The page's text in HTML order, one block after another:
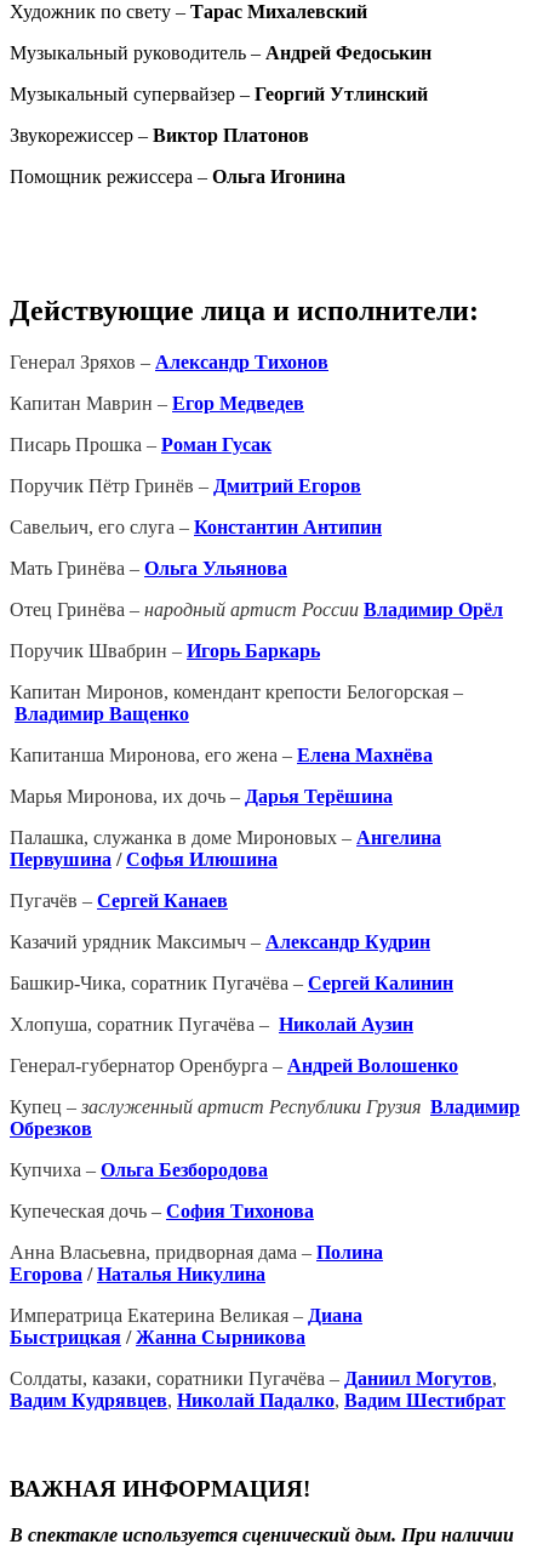
Художник по свету – Тарас Михалевский
Музыкальный руководитель – Андрей Федоськин
Музыкальный супервайзер – Георгий Утлинский
Звукорежиссер – Виктор Платонов
Помощник режиссера – Ольга Игонина
Действующие лица и исполнители:
Генерал Зряхов – Александр Тихонов
Капитан Маврин – Егор Медведев
Писарь Прошка – Роман Гусак
Поручик Пётр Гринёв – Дмитрий Егоров
Савельич, его слуга – Константин Антипин
Мать Гринёва – Ольга Ульянова
Отец Гринёва – народный артист России Владимир Орёл
Поручик Швабрин – Игорь Баркарь
Капитан Миронов, комендант крепости Белогорская –
Владимир Ващенко
Капитанша Миронова, его жена – Елена Махнёва
Марья Миронова, их дочь – Дарья Терёшина
Палашка, служанка в доме Мироновых – Ангелина
Первушина /Софья Илюшина
Пугачёв – Сергей Канаев
Казачий урядник Максимыч – Александр Кудрин
Башкир-Чика, соратник Пугачёва – Сергей Калинин
Хлопуша, соратник Пугачёва – Николай Аузин
Генерал-губернатор Оренбурга – Андрей Волошенко
Купец – заслуженный артист Республики Грузия Владимир
Обрезков
Купчиха – Ольга Безбородова
Купеческая дочь – София Тихонова
Анна Власьевна, придворная дама – Полина
Егорова /Наталья Никулина
Императрица Екатерина Великая – Диана
Быстрицкая /Жанна Сырникова
Солдаты, казаки, соратники Пугачёва – Даниил Могутов,
Вадим Кудрявцев, Николай Падалко, Вадим Шестибрат
ВАЖНАЯ ИНФОРМАЦИЯ!
В спектакле используется сценический дым. При наличии